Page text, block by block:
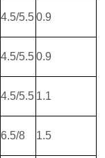
4.5/5.50.9
4.5/5.50.9
4.5/5.5 1.1
6.5/8 1.5